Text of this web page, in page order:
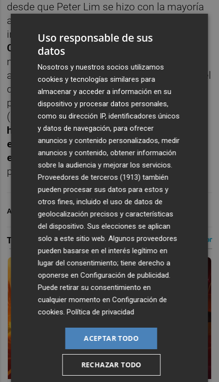
desde que Peter Lim se hizo con la mayoría
accionarial: en la 15/16 y 16/17, los 'che'
incorporaron a jugadores como
Cheryshev, Siqueira o Zaza
males mayores. Un hecho que se repitió
años después, en 2021, cuando para evitar el
descenso se firmaron tres jugadores que
pasaron por Valencia sin pena ni gloria
( Oliva, Cutrone y Ferro). Aunque, eso sí,
habido campañas en las que el sufrimiento
en la tabla no ha provocado fichajes en
enero
, como sucedió en la 22/23 y que
provocó la dimisión de Gattuso.
ARCHIVADO EN VALENCIA CF
Uso responsable de sus
datos
Nosotros y nuestros socios utilizamos
cookies y tecnologías similares para
almacenar y acceder a información en su
dispositivo y procesar datos personales,
como su dirección IP, identificadores únicos
y datos de navegación, para ofrecer
anuncios y contenido personalizados, medir
anuncios y contenido, obtener información
sobre la audiencia y mejorar los servicios.
Proveedores de terceros (1913) también
pueden procesar sus datos para estos y
otros fines, incluido el uso de datos de
geolocalización precisos y características
del dispositivo. Sus elecciones se aplican
solo a este sitio web. Algunos proveedores
pueden basarse en el interés legítimo en
lugar del consentimiento; tiene derecho a
oponerse enConfiguración de publicidad
Puede retirar su consentimiento en
cualquier momento enConfiguración de
cookies .Política de privacidad
ACEPTAR TODO
RECHAZAR TODO